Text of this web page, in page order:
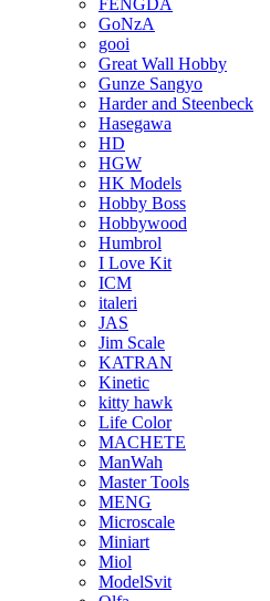
FENGDA
GoNzA
gooi
Great Wall Hobby
Gunze Sangyo
Harder and Steenbeck
Hasegawa
HD
HGW
HK Models
Hobby Boss
Hobbywood
Humbrol
I Love Kit
ICM
italeri
JAS
Jim Scale
KATRAN
Kinetic
kitty hawk
Life Color
MACHETE
ManWah
Master Tools
MENG
Microscale
Miniart
Miol
ModelSvit